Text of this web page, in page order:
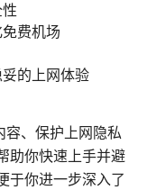
费机场
的上网体验
容、保护上网隐私
助你快速上手并避
于你进一步深入了